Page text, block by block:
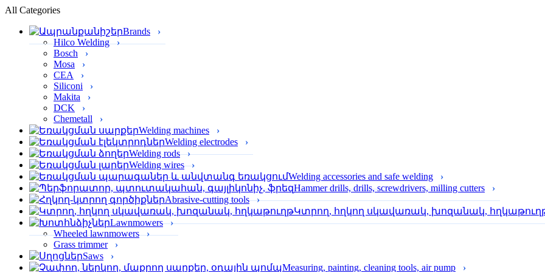
All Categories
Brands
Hilco Welding
Bosch
Mosa
CEA
Siliconi
Makita
DCK
Chemetall
Welding machines
Welding electrodes
Welding rods
Welding wires
Welding accessories and safe welding
Hammer drills, drills, screwdrivers, milling cutters
Abrasive-cutting tools
Կտրող, հղկող սկավառակ, խոզանակ,
Lawnmowers
Wheeled lawnmowers
Grass trimmer
Saws
Measuring, painting, cleaning tools, air pump